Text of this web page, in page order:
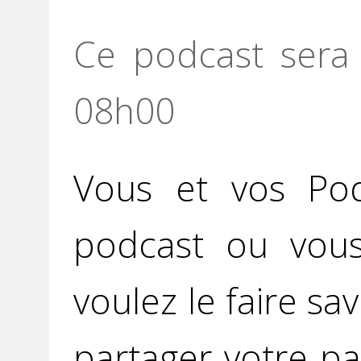
Ce podcast
08h00
Vous et vos
podcast ou
voulez le faire